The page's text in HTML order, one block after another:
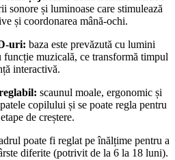
sonore și luminoase care stimulează
și coordonarea mână-ochi.
uri: baza este prevăzută cu lumini
funcție muzicală, ce transformă timpul
interactivă.
scaunul moale, ergonomic și
copilului și se poate regla pentru
de creștere.
poate fi reglat pe înălțime pentru a
diferite (potrivit de la 6 la 18 luni).